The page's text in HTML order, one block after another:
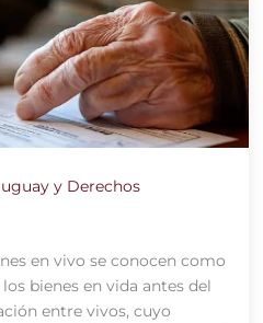
y Derechos
en vivo se conocen como
bienes en vida antes del
entre vivos, cuyo